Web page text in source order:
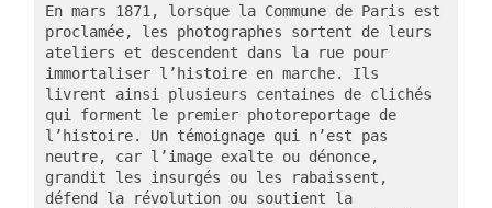
En mars 1871, lorsque la Commune de Paris est
proclamée, les photographes sortent de leurs
ateliers et descendent dans la rue pour
immortaliser l’histoire en marche. Ils
livrent ainsi plusieurs centaines de clichés
qui forment le premier photoreportage de
l’histoire. Un témoignage qui n’est pas
neutre, car l’image exalte ou dénonce,
grandit les insurgés ou les rabaissent,
défend la révolution ou soutient la